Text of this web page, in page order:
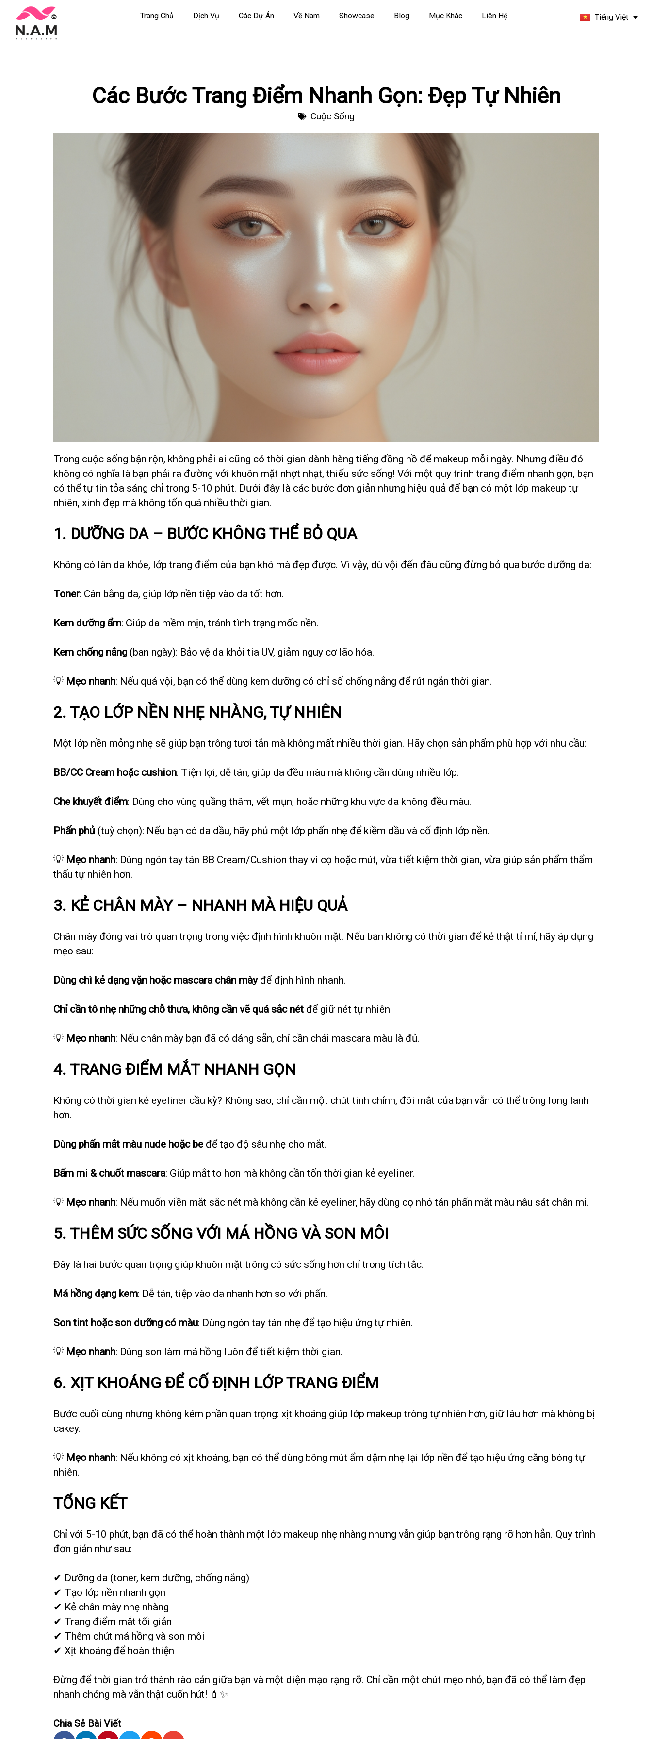
Chuyển
tới
Trang Chủ Dịch Vụ Các Dự Án Về Nam Showcase Blog Mục Khác Liên Hệ Tiếng Việt
Français
Các Bước Trang Điểm Nhanh Gọn: Đẹp Tự Nhiên
Cuộc Sống
Trong cuộc sống bận rộn, không phải ai cũng có thời gian dành hàng tiếng đồng hồ để makeup mỗi ngày. Nhưng điều đó
không có nghĩa là bạn phải ra đường với khuôn mặt nhợt nhạt, thiếu sức sống! Với một quy trình trang điểm nhanh gọn, bạn
có thể tự tin tỏa sáng chỉ trong 5-10 phút. Dưới đây là các bước đơn giản nhưng hiệu quả để bạn có một lớp makeup tự
nhiên, xinh đẹp mà không tốn quá nhiều thời gian.
1. DƯỠNG DA – BƯỚC KHÔNG THỂ BỎ QUA
Không có làn da khỏe, lớp trang điểm của bạn khó mà đẹp được. Vì vậy, dù vội đến đâu cũng đừng bỏ qua bước dưỡng da:
Toner: Cân bằng da, giúp lớp nền tiệp vào da tốt hơn.
Kem dưỡng ẩm: Giúp da mềm mịn, tránh tình trạng mốc nền.
Kem chống nắng (ban ngày): Bảo vệ da khỏi tia UV, giảm nguy cơ lão hóa.
💡 Mẹo nhanh: Nếu quá vội, bạn có thể dùng kem dưỡng có chỉ số chống nắng để rút ngắn thời gian.
2. TẠO LỚP NỀN NHẸ NHÀNG, TỰ NHIÊN
Một lớp nền mỏng nhẹ sẽ giúp bạn trông tươi tắn mà không mất nhiều thời gian. Hãy chọn sản phẩm phù hợp với nhu cầu:
BB/CC Cream hoặc cushion: Tiện lợi, dễ tán, giúp da đều màu mà không cần dùng nhiều lớp.
Che khuyết điểm: Dùng cho vùng quầng thâm, vết mụn, hoặc những khu vực da không đều màu.
Phấn phủ (tuỳ chọn): Nếu bạn có da dầu, hãy phủ một lớp phấn nhẹ để kiềm dầu và cố định lớp nền.
💡 Mẹo nhanh: Dùng ngón tay tán BB Cream/Cushion thay vì cọ hoặc mút, vừa tiết kiệm thời gian, vừa giúp sản phẩm thẩm
thấu tự nhiên hơn.
3. KẺ CHÂN MÀY – NHANH MÀ HIỆU QUẢ
Chân mày đóng vai trò quan trọng trong việc định hình khuôn mặt. Nếu bạn không có thời gian để kẻ thật tỉ mỉ, hãy áp dụng
mẹo sau:
Dùng chì kẻ dạng vặn hoặc mascara chân màyđể định hình nhanh.
Chỉ cần tô nhẹ những chỗ thưa, không cần vẽ quá sắc nét để giữ nét tự nhiên.
💡 Mẹo nhanh: Nếu chân mày bạn đã có dáng sẵn, chỉ cần chải mascara màu là đủ.
4. TRANG ĐIỂM MẮT NHANH GỌN
Không có thời gian kẻ eyeliner cầu kỳ? Không sao, chỉ cần một chút tinh chỉnh, đôi mắt của bạn vẫn có thể trông long lanh
hơn.
Dùng phấn mắt màu nude hoặc be để tạo độ sâu nhẹ cho mắt.
Bấm mi & chuốt mascara: Giúp mắt to hơn mà không cần tốn thời gian kẻ eyeliner.
💡 Mẹo nhanh: Nếu muốn viền mắt sắc nét mà không cần kẻ eyeliner, hãy dùng cọ nhỏ tán phấn mắt màu nâu sát chân mi.
5. THÊM SỨC SỐNG VỚI MÁ HỒNG VÀ SON MÔI
Đây là hai bước quan trọng giúp khuôn mặt trông có sức sống hơn chỉ trong tích tắc.
Má hồng dạng kem: Dễ tán, tiệp vào da nhanh hơn so với phấn.
Son tint hoặc son dưỡng có màu: Dùng ngón tay tán nhẹ để tạo hiệu ứng tự nhiên.
💡 Mẹo nhanh: Dùng son làm má hồng luôn để tiết kiệm thời gian.
6. XỊT KHOÁNG ĐỂ CỐ ĐỊNH LỚP TRANG ĐIỂM
Bước cuối cùng nhưng không kém phần quan trọng: xịt khoáng giúp lớp makeup trông tự nhiên hơn, giữ lâu hơn mà không bị
cakey.
💡 Mẹo nhanh: Nếu không có xịt khoáng, bạn có thể dùng bông mút ẩm dặm nhẹ lại lớp nền để tạo hiệu ứng căng bóng tự
nhiên.
TỔNG KẾT
Chỉ với 5-10 phút, bạn đã có thể hoàn thành một lớp makeup nhẹ nhàng nhưng vẫn giúp bạn trông rạng rỡ hơn hẳn. Quy trình
đơn giản như sau:
✔ Dưỡng da (toner, kem dưỡng, chống nắng)
✔ Tạo lớp nền nhanh gọn
✔ Kẻ chân mày nhẹ nhàng
✔ Trang điểm mắt tối giản
✔ Thêm chút má hồng và son môi
✔ Xịt khoáng để hoàn thiện
Đừng để thời gian trở thành rào cản giữa bạn và một diện mạo rạng rỡ. Chỉ cần một chút mẹo nhỏ, bạn đã có thể làm đẹp
nhanh chóng mà vẫn thật cuốn hút! 💄✨
Chia Sẻ Bài Viết